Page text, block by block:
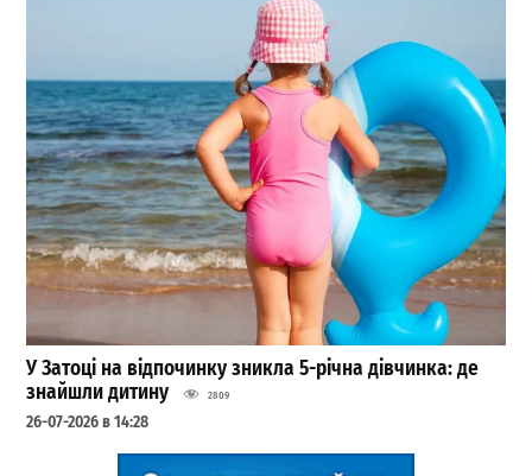
У Затоці на відпочинку зникла 5-річна дівчинка: де
знайшли дитину
2809
26-07-2026 в 14:28